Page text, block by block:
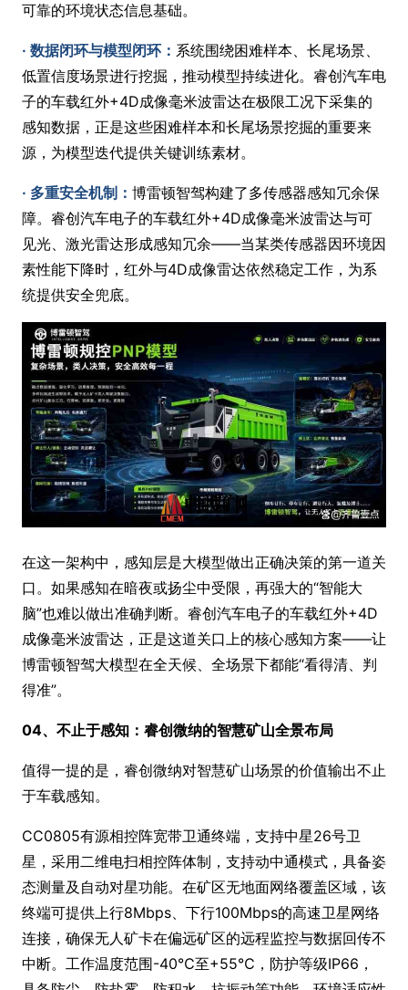
可靠的环境状态信息基础。
· 数据闭环与模型闭环： 系统围绕困难样本、长尾场景、
低置信度场景进行挖掘，推动模型持续进化。睿创汽车电
子的车载红外+4D成像毫米波雷达在极限工况下采集的
感知数据，正是这些困难样本和长尾场景挖掘的重要来
源，为模型迭代提供关键训练素材。
· 多重安全机制： 博雷顿智驾构建了多传感器感知冗余保
障。睿创汽车电子的车载红外+4D成像毫米波雷达与可
见光、激光雷达形成感知冗余——当某类传感器因环境因
素性能下降时，红外与4D成像雷达依然稳定工作，为系
统提供安全兜底。
在这一架构中，感知层是大模型做出正确决策的第一道关
口。如果感知在暗夜或扬尘中受限，再强大的“智能大
脑”也难以做出准确判断。睿创汽车电子的车载红外+4D
成像毫米波雷达，正是这道关口上的核心感知方案——让
博雷顿智驾大模型在全天候、全场景下都能“看得清、判
得准”。
04、不止于感知：睿创微纳的智慧矿山全景布局
值得一提的是，睿创微纳对智慧矿山场景的价值输出不止
于车载感知。
CC0805有源相控阵宽带卫通终端，支持中星26号卫
星，采用二维电扫相控阵体制，支持动中通模式，具备姿
态测量及自动对星功能。在矿区无地面网络覆盖区域，该
终端可提供上行8Mbps、下行100Mbps的高速卫星网络
连接，确保无人矿卡在偏远矿区的远程监控与数据回传不
中断。工作温度范围-40℃至+55℃，防护等级IP66，